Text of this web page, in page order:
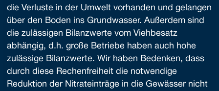
die Verluste in der Umwelt vorhanden und gelangen
über den Boden ins Grundwasser. Außerdem sind
die zulässigen Bilanzwerte vom Viehbesatz
abhängig, d.h. große Betriebe haben auch hohe
zulässige Bilanzwerte. Wir haben Bedenken, dass
durch diese Rechenfreiheit die notwendige
Reduktion der Nitrateinträge in die Gewässer nicht